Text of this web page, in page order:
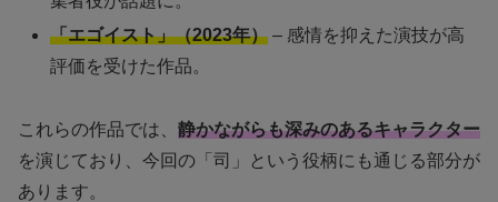
「エゴイスト」（2023年） – 感情を抑えた演技が高
評価を受けた作品。
これらの作品では、 静かながらも深みのあるキャラクター
を演じており、今回の「司」という役柄にも通じる部分が
あります。